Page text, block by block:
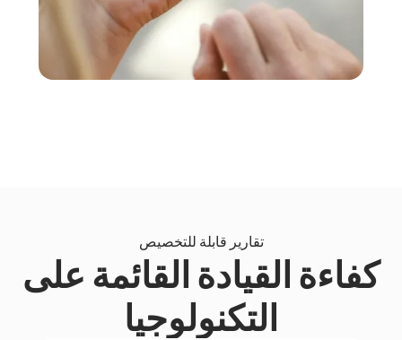
تقارير قابلة للتخصيص
كفاءة القيادة القائمة على
التكنولوجيا